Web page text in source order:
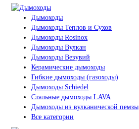
Дымоходы
Дымоходы Теплов и Сухов
Дымоходы Rosinox
Дымоходы Вулкан
Дымоходы Везувий
Керамические дымоходы
Гибкие дымоходы (газоходы)
Дымоходы Schiedel
Стальные дымоходы LAVA
Дымоходы из вулканической пемзы
Все категории